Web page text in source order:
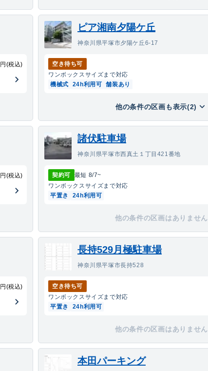
円(税込)
ピア湘南夕陽ケ丘
神奈川県平塚市夕陽ケ丘6-17
空き待ち可
ワンボックスサイズまで対応
機械式
24h利用可 舗装あり
他の条件の区画も表示(2)
円(税込)
諸伏駐車場
神奈川県平塚市西真土１丁目421番地
契約可 最短 8/7~
ワンボックスサイズまで対応
平置き
24h利用可
他の条件の区画はありません
円(税込)
長持529月極駐車場
神奈川県平塚市長持528
空き待ち可
ワンボックスサイズまで対応
平置き
24h利用可
他の条件の区画はありません
本田パーキング